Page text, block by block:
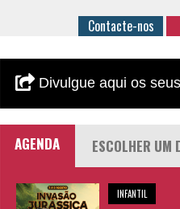
Contacte-nos
Divulgue aqui os
AGENDA
INFANTIL